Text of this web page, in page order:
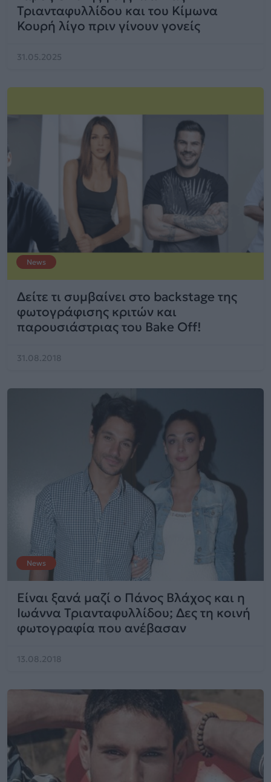
Τριανταφυλλίδου και του Κίμωνα
Κουρή λίγο πριν γίνουν γονείς
31.05.2025
News
Δείτε τι συμβαίνει στο backstage της
φωτογράφισης κριτών και
παρουσιάστριας του Bake Off!
31.08.2018
News
Είναι ξανά μαζί ο Πάνος Βλάχος και η
Ιωάννα Τριανταφυλλίδου; Δες τη κοινή
φωτογραφία που ανέβασαν
13.08.2018